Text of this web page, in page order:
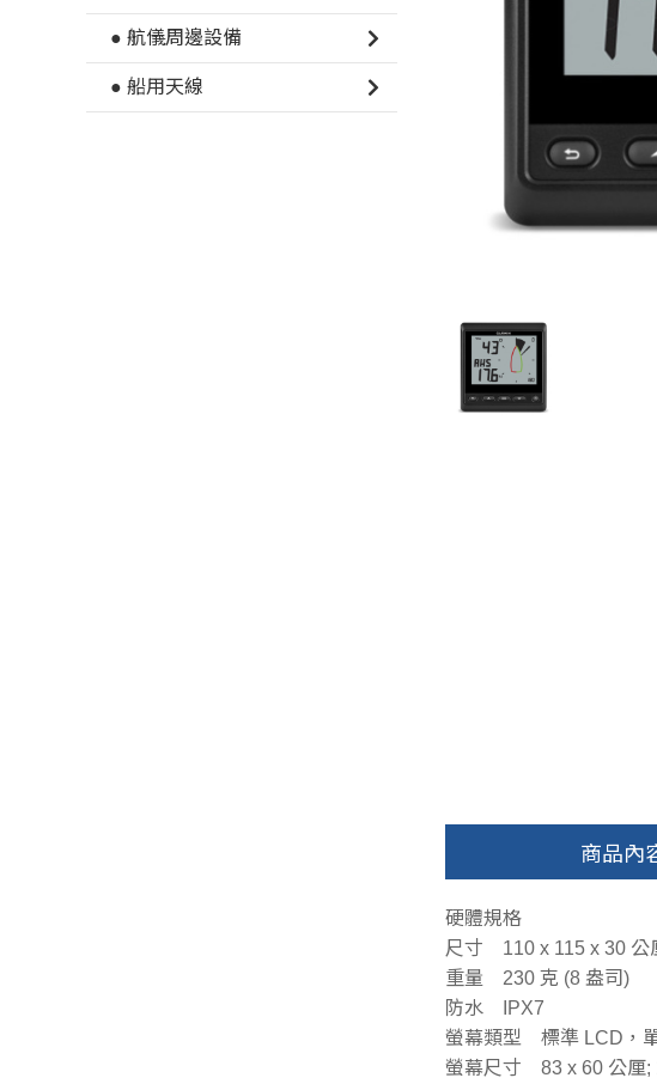
● 航儀周邊設備
● 船用天線
商品內
硬體規格
尺寸 110 x 115 x 30 公
重量 230 克 (8 盎司)
防水 IPX7
螢幕類型 標準 LCD，
螢幕尺寸 83 x 60 公厘;